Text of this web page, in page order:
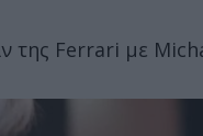
της Ferrari με